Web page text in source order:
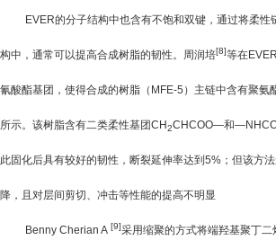
EVER的分子结构中也含有不饱和双键，通过将柔性
构中，通常可以提高合成树脂的韧性。周润培[8]等在EVER
氰酸酯基团，使得合成的树脂（ MFE-5 ）主链中含有聚氨
所示。该树脂含有二类柔性基团CH2CHCOO—和—
此固化后具有较好的韧性，断裂延伸率达到 5% ；但该方
降，且对层间剪切、冲击等性能的提高不明显
Benny Cherian A [9]采用缩聚的方式将端羟基聚丁